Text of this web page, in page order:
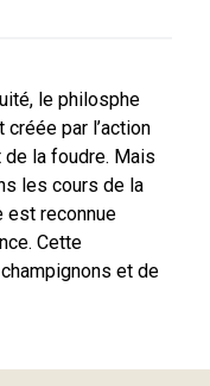
le philosphe
par l’action
de la foudre. Mais
les cours de la
est reconnue
Cette
et de